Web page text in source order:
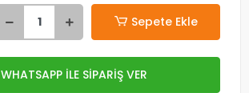
Sepete Ekle
WHATSAPP İLE SİPARİŞ VER